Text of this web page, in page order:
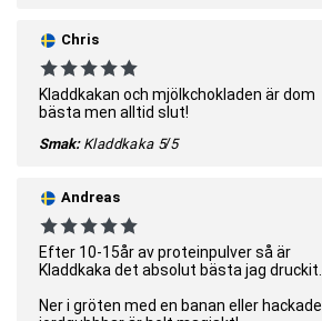
Chris
Kladdkakan och mjölkchokladen är dom
bästa men alltid slut!
Smak: Kladdkaka 5/5
Andreas
Efter 10-15år av proteinpulver så är
Kladdkaka det absolut bästa jag druckit.
Ner i gröten med en banan eller hackade